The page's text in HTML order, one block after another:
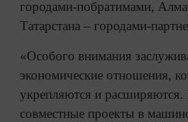
городами-побратимами,
Татарстана – городами-
«Особого внимания
экономические отношения,
укрепляются и
совместные проекты в